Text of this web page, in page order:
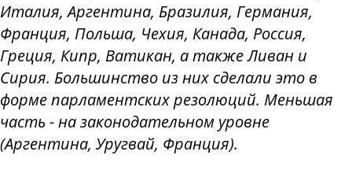
Италия, Аргентина, Бразилия, Германия,
Франция, Польша, Чехия, Канада, Россия,
Греция, Кипр, Ватикан, а также Ливан и
Сирия. Большинство из них сделали это в
форме парламентских резолюций. Меньшая
часть - на законодательном уровне
(Аргентина, Уругвай, Франция).